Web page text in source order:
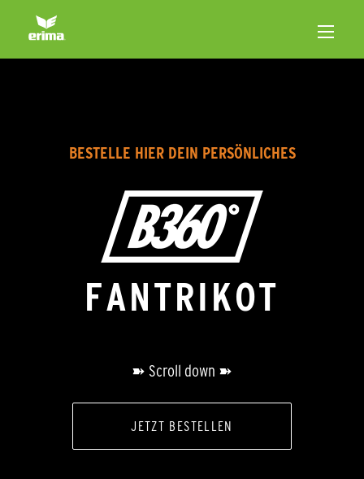
BESTELLE HIER DEIN PERSÖNLICHES
FANTRIKOT
➽ Scroll down ➽
JETZT BESTELLEN